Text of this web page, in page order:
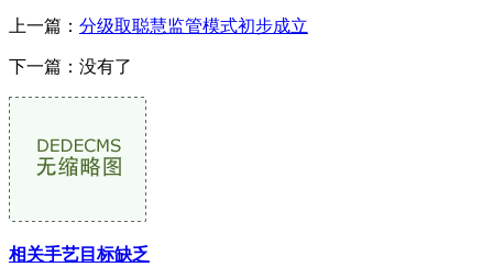
上一篇： 分级取聪慧监管模式初步成立
下一篇：没有了
相关手艺目标缺乏